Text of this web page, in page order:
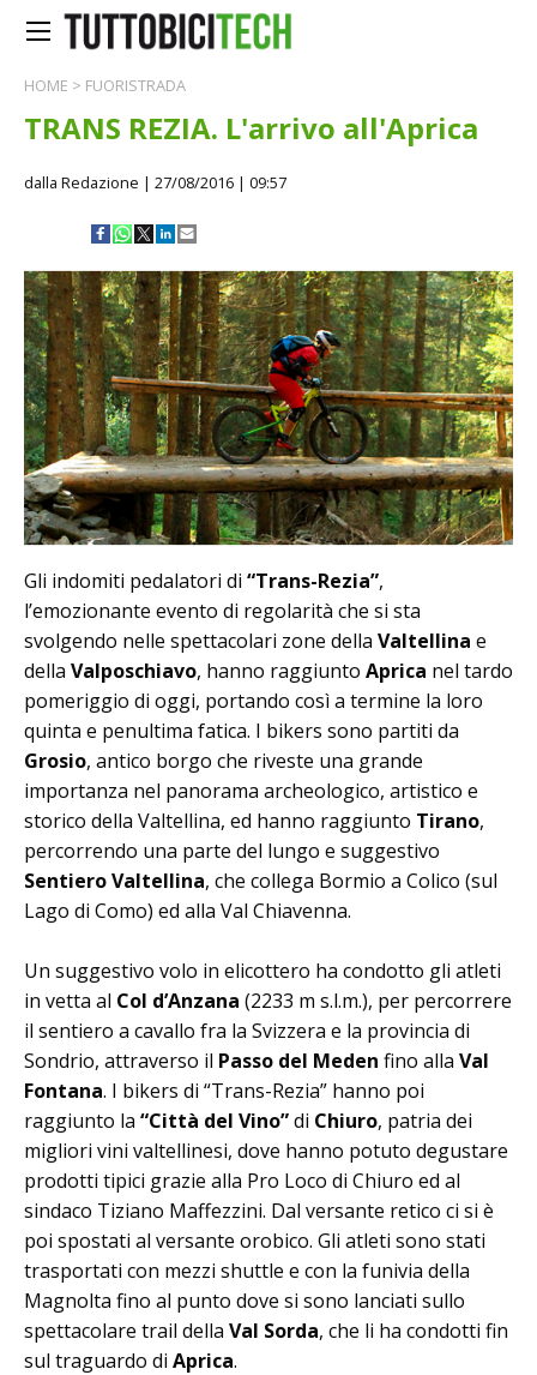
HOME > FUORISTRADA
TRANS REZIA. L'arrivo all'Aprica
dalla Redazione | 27/08/2016 | 09:57
Gli indomiti pedalatori di “Trans-Rezia”,
l’emozionante evento di regolarità che si sta
svolgendo nelle spettacolari zone della Valtellina e
della Valposchiavo, hanno raggiunto Aprica nel tardo
pomeriggio di oggi, portando così a termine la loro
quinta e penultima fatica. I bikers sono partiti da
Grosio, antico borgo che riveste una grande
importanza nel panorama archeologico, artistico e
storico della Valtellina, ed hanno raggiunto Tirano,
percorrendo una parte del lungo e suggestivo
Sentiero Valtellina, che collega Bormio a Colico (sul
Lago di Como) ed alla Val Chiavenna.
Un suggestivo volo in elicottero ha condotto gli atleti
in vetta al Col d’Anzana (2233 m s.l.m.), per percorrere
il sentiero a cavallo fra la Svizzera e la provincia di
Sondrio, attraverso il Passo del Meden fino alla Val
Fontana. I bikers di “Trans-Rezia” hanno poi
raggiunto la “Città del Vino”di Chiuro, patria dei
migliori vini valtellinesi, dove hanno potuto degustare
prodotti tipici grazie alla Pro Loco di Chiuro ed al
sindaco Tiziano Maffezzini. Dal versante retico ci si è
poi spostati al versante orobico. Gli atleti sono stati
trasportati con mezzi shuttle e con la funivia della
Magnolta fino al punto dove si sono lanciati sullo
spettacolare trail della Val Sorda, che li ha condotti fin
sul traguardo di Aprica.